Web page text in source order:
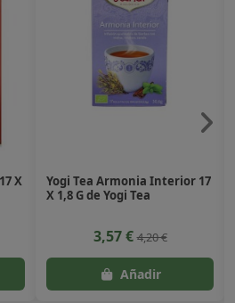
X
Yogi Tea Armonia Interior 17
X 1,8 G de Yogi Tea
3,57 €4,20 €